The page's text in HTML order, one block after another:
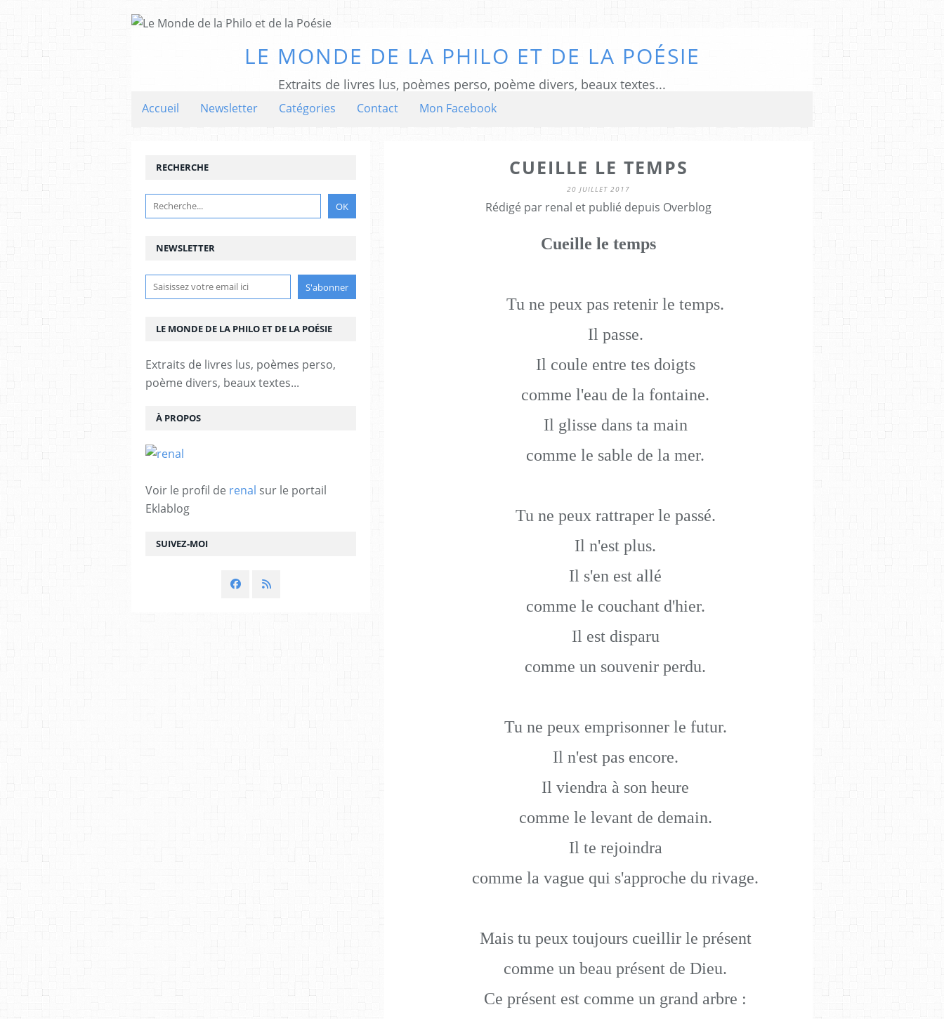
LE MONDE DE LA PHILO ET DE LA POÉSIE
Extraits de livres lus, poèmes perso, poème divers, beaux textes...
Accueil Newsletter Catégories Contact Mon Facebook
CUEILLE LE TEMPS
20 JUILLET 2017
Rédigé par renal et publié depuis Overblog
Cueille le temps
Tu ne peux pas retenir le temps.
Il passe.
Il coule entre tes doigts
comme l'eau de la fontaine.
Il glisse dans ta main
comme le sable de la mer.
Tu ne peux rattraper le passé.
Il n'est plus.
Il s'en est allé
comme le couchant d'hier.
Il est disparu
comme un souvenir perdu.
Tu ne peux emprisonner le futur.
Il n'est pas encore.
Il viendra à son heure
comme le levant de demain.
Il te rejoindra
comme la vague qui s'approche du rivage.
Mais tu peux toujours cueillir le présent
comme un beau présent de Dieu.
Ce présent est comme un grand arbre :
NEWSLETTER
SUIVEZ-MOI
RECHERCHE
LE MONDE DE LA PHILO ET DE LA POÉSIE
Extraits de livres lus, poèmes perso,
poème divers, beaux textes...
À PROPOS
Voir le profil de renal sur le portail
Eklablog